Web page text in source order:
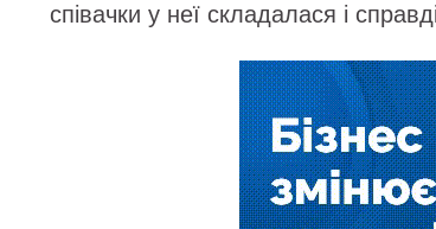
співачки у неї складалася і